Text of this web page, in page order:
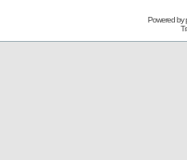
Powered by